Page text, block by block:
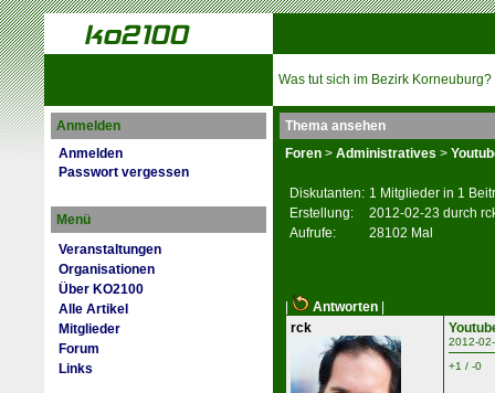
Was tut sich im Bezirk Korneuburg?
Anmelden
Anmelden
Passwort vergessen
Menü
Veranstaltungen
Organisationen
Über KO2100
Alle Artikel
Mitglieder
Forum
Links
Thema ansehen
Foren > Administratives >
Diskutanten: 1 Mitglieder in 1
Erstellung:
2012-02-23 durch
Aufrufe:
28102 Mal
Antworten
rck
2012-
+1 / -0